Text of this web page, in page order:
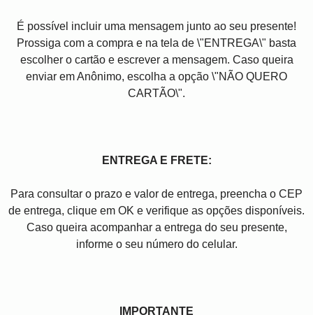
É possível incluir uma mensagem junto ao seu presente!
Prossiga com a compra e na tela de \"ENTREGA\" basta
escolher o cartão e escrever a mensagem. Caso queira
enviar em Anônimo, escolha a opção \"NÃO QUERO
CARTÃO\".
ENTREGA E FRETE:
Para consultar o prazo e valor de entrega, preencha o CEP
de entrega, clique em OK e verifique as opções disponíveis.
Caso queira acompanhar a entrega do seu presente,
informe o seu número do celular.
IMPORTANTE